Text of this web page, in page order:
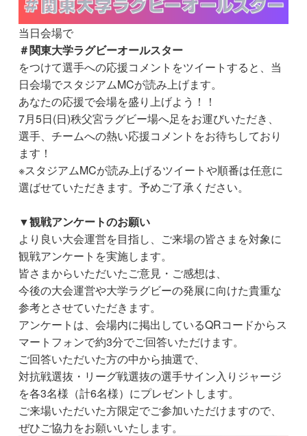
当日会場で
＃関東大学ラグビーオールスター
をつけて選手への応援コメントをツイートすると、当
日会場でスタジアムMCが読み上げます。
あなたの応援で会場を盛り上げよう！！
7月5日(日)秩父宮ラグビー場へ足をお運びいただき、
選手、チームへの熱い応援コメントをお待ちしており
ます！
※スタジアムMCが読み上げるツイートや順番は任意に
選ばせていただきます。予めご了承ください。
▼観戦アンケートのお願い
より良い大会運営を目指し、ご来場の皆さまを対象に
観戦アンケートを実施します。
皆さまからいただいたご意見・ご感想は、
今後の大会運営や大学ラグビーの発展に向けた貴重な
参考とさせていただきます。
アンケートは、会場内に掲出しているQRコードからス
マートフォンで約3分でご回答いただけます。
ご回答いただいた方の中から抽選で、
対抗戦選抜・リーグ戦選抜の選手サイン入りジャージ
を各3名様（計6名様）にプレゼントします。
ご来場いただいた方限定でご参加いただけますので、
ぜひご協力をお願いいたします。